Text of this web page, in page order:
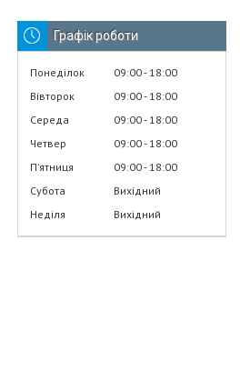
Графік роботи
Понеділок 09:00 18:00
Вівторок
09:00 18:00
Середа
09:00 18:00
Четвер
09:00 18:00
Пʼятниця
09:00 18:00
Субота
Вихідний
Неділя
Вихідний